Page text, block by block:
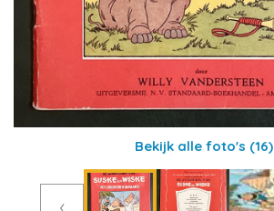
Bekijk alle foto's (16)